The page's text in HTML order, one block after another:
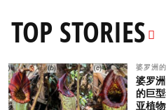
TOP STORIES
婆罗洲
婆罗
的巨
亚植